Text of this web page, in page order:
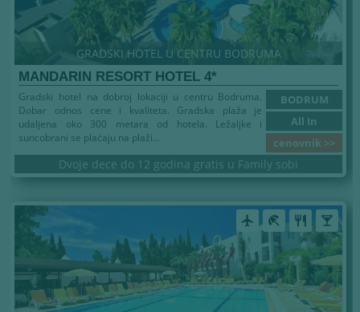
GRADSKI HOTEL U CENTRU BODRUMA
MANDARIN RESORT HOTEL 4*
BODRUM
All In
cenovnik >>
Gradski hotel na dobroj lokaciji u centru Bodruma.
Dobar odnos cene i kvaliteta. Gradska plaža je
udaljena oko 300 metara od hotela. Ležaljke i
suncobrani se plaćaju na plaži...
Dvoje dece do 12 godina gratis u Family sobi
airplanemode_active beach_access restaurant local_bar